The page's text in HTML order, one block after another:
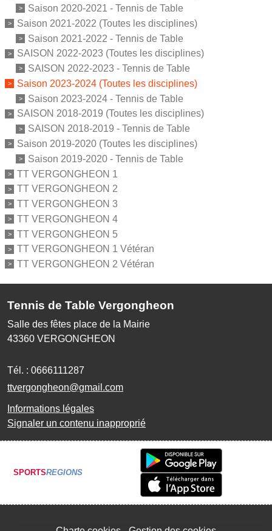
Saison 2020-2021 - Tennis de Table
Saison 2021-2022 (Toutes les disciplines)
Saison 2021-2022 - Tennis de Table
SAISON 2022-2023 (Toutes les disciplines)
SAISON 2022-2023 - Tennis de Table
Saison 2023-2024 (Toutes les disciplines)
Saison 2023-2024 - Tennis de Table
SAISON 2018-2019 (Toutes les disciplines)
SAISON 2018-2019 - Tennis de Table
Saison 2019-2020 (Toutes les disciplines)
Saison 2019-2020 - Tennis de Table
TT VERGONGHEON 1
TT VERGONGHEON 2
TT VERGONGHEON 3
TT VERGONGHEON 4
TT VERGONGHEON 5
TT VERGONGHEON 1 Vétéran
TT VERGONGHEON 2 Vétéran
Tennis de Table Vergongheon
Salle des fêtes place de la Mairie
43360 VERGONGHEON
Tél. : 0666111287
ttvergongheon@gmail.com
Informations légales
Signaler un contenu inapproprié
SPORTSREGIONS